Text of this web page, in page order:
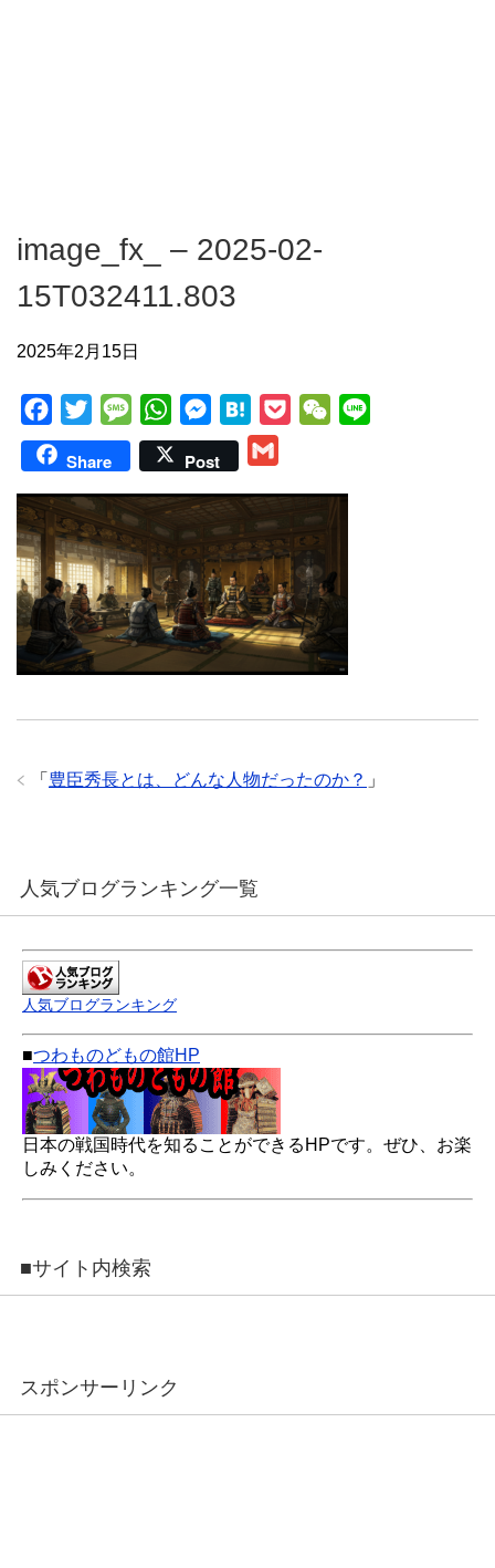
image_fx_ – 2025-02-
15T032411.803
2025年2月15日
a
c
e
b
o
o
k
w
i
t
t
e
r
M
e
s
s
g
e
W
h
a
t
p
p
e
s
s
e
n
g
e
r
a
t
e
n
a
k
e
t
W
h
Share Post
i
「 豊臣秀長とは、どんな人物だったのか？ 」
人気ブログランキング一覧
人気ブログランキング
■つわものどもの館HP
日本の戦国時代を知ることができるHPです。ぜひ、お楽
しみください。
■サイト内検索
スポンサーリンク